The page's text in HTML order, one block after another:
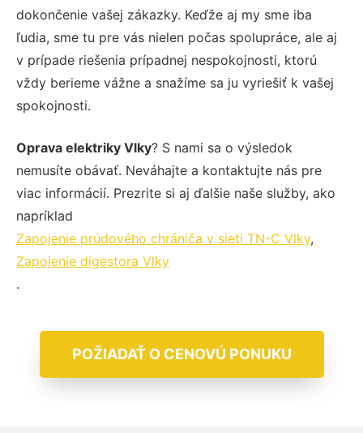
dokončenie vašej zákazky. Keďže aj my sme iba
ľudia, sme tu pre vás nielen počas spolupráce, ale aj
v prípade riešenia prípadnej nespokojnosti, ktorú
vždy berieme vážne a snažíme sa ju vyriešiť k vašej
spokojnosti.
Oprava elektriky Vlky? S nami sa o výsledok
nemusíte obávať. Neváhajte a kontaktujte nás pre
viac informácií. Prezrite si aj ďalšie naše služby, ako
napríklad
Zapojenie prúdového chrániča v sieti TN-C Vlky,
Zapojenie digestora Vlky
.
POŽIADAŤ O CENOVÚ PONUKU